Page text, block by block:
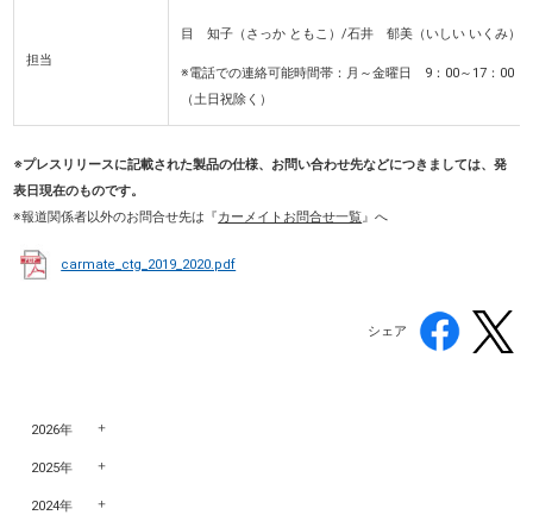
担当
目 知子（さっか ともこ）/石井 郁美（いしい いくみ）
※電話での連絡可能時間帯：月～金曜日 9：00～17：00
（土日祝除く）
※プレスリリースに記載された製品の仕様、お問い合わせ先などにつきましては、発
表日現在のものです。
※報道関係者以外のお問合せ先は『カーメイトお問合せ一覧』へ
carmate_ctg_2019_2020.pdf
シェア
2026年
2025年
2024年